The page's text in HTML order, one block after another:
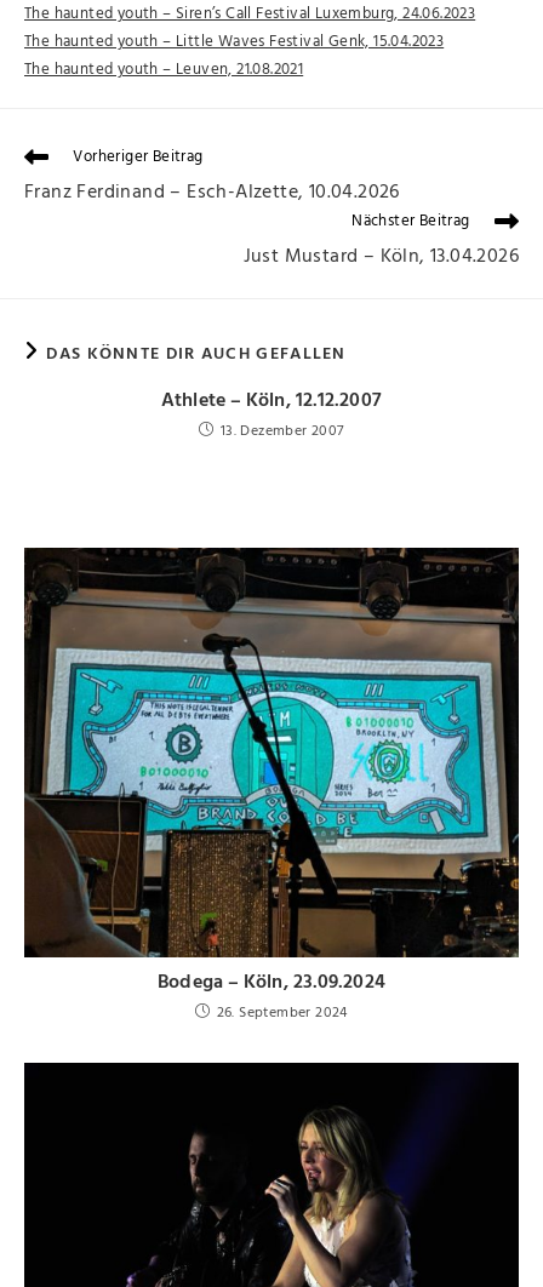
The haunted youth – Siren’s Call Festival Luxemburg, 24.06.2023
The haunted youth – Little Waves Festival Genk, 15.04.2023
The haunted youth – Leuven, 21.08.2021
Vorheriger Beitrag
Franz Ferdinand – Esch-Alzette, 10.04.2026
Nächster Beitrag
Just Mustard – Köln, 13.04.2026
DAS KÖNNTE DIR AUCH GEFALLEN
Athlete – Köln, 12.12.2007
13. Dezember 2007
Bodega – Köln, 23.09.2024
26. September 2024